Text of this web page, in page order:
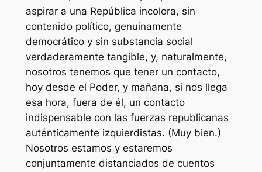
aspirar a una República incolora, sin
contenido político, genuinamente
democrático y sin substancia social
verdaderamente tangible, y, naturalmente,
nosotros tenemos que tener un contacto,
hoy desde el Poder, y mañana, si nos llega
esa hora, fuera de él, un contacto
indispensable con las fuerzas republicanas
auténticamente izquierdistas. (Muy bien.)
Nosotros estamos y estaremos
conjuntamente distanciados de cuentos